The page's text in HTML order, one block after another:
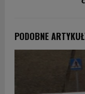
PODOBNE